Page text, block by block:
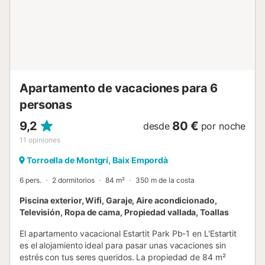
Apartamento de vacaciones para 6
personas
9,2
11 opiniones
desde 80 € por noche
Torroella de Montgrí, Baix Empordà
6 pers. 2 dormitorios 84 m² 350 m de la costa
Piscina exterior, Wifi, Garaje, Aire acondicionado,
Televisión, Ropa de cama, Propiedad vallada, Toallas
El apartamento vacacional Estartit Park Pb-1 en L'Estartit
es el alojamiento ideal para pasar unas vacaciones sin
estrés con tus seres queridos. La propiedad de 84 m²